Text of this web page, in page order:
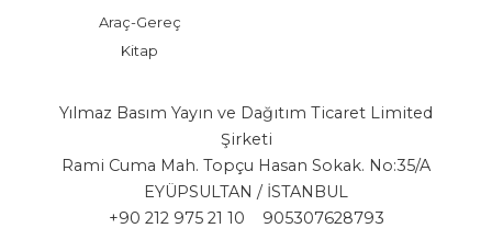
Araç-Gereç
Kitap
Yılmaz Basım Yayın ve Dağıtım Ticaret Limited
Şirketi
Rami Cuma Mah. Topçu Hasan Sokak. No:35/A
EYÜPSULTAN / İSTANBUL
+90 212 975 21 10
905307628793